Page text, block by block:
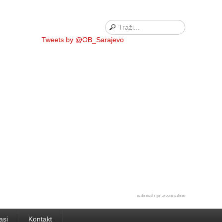
Tweets by @OB_Sarajevo
national cpr association
Kontakt